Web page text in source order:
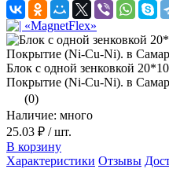
Блок с одной зенковкой
Покрытие (Ni-Cu-Ni). в
(0)
Наличие: много
25.03 ₽ / шт.
В корзину
Характеристики Отзывы